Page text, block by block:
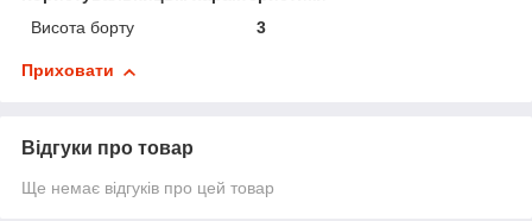
Висота борту
3
Приховати
Відгуки про товар
Ще немає відгуків про цей товар